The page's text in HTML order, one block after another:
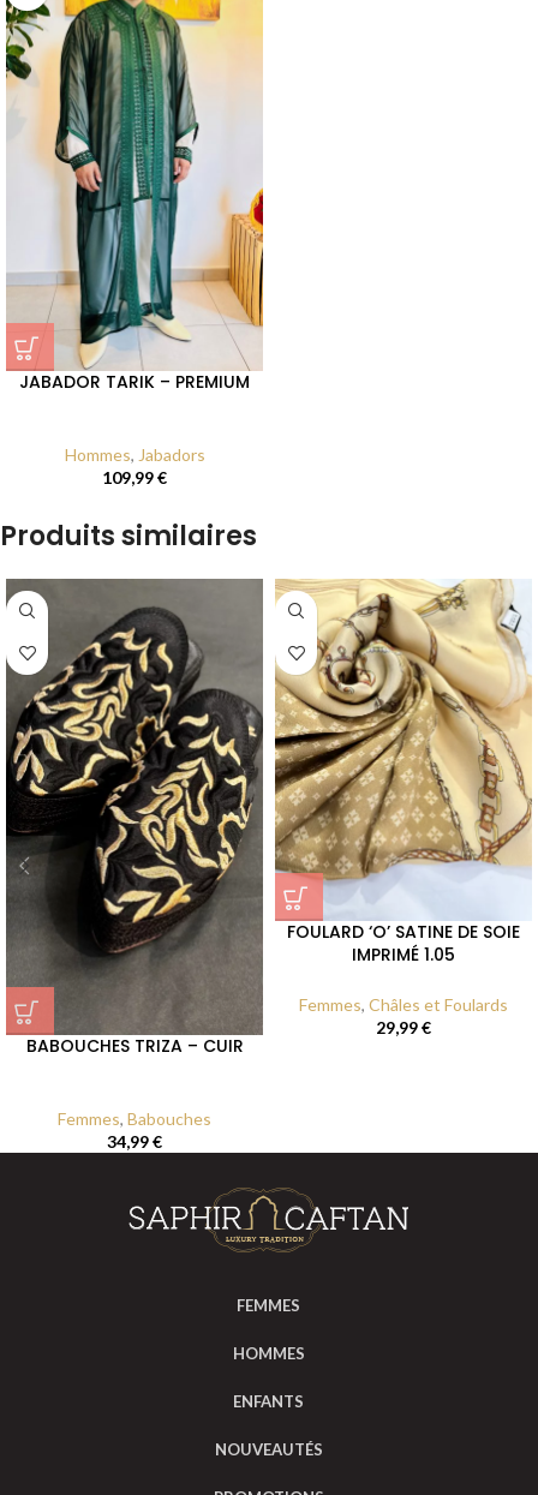
JABADOR TARIK – PREMIUM
Hommes, Jabadors
109,99€
Produits similaires
BABOUCHES TRIZA – CUIR
Femmes, Babouches
34,99€
FOULARD ‘O’ SATINE DE SOIE
IMPRIMÉ 1.05
Femmes, Châles et Foulards
29,99€
FEMMES
HOMMES
ENFANTS
NOUVEAUTÉS